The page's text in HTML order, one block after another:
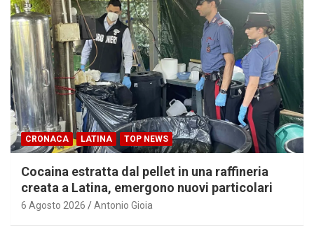
CRONACA LATINA TOP NEWS
Cocaina estratta dal pellet in una raffineria
creata a Latina, emergono nuovi particolari
6 Agosto 2026 Antonio Gioia